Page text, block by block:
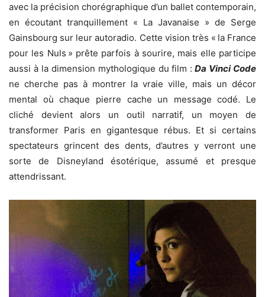
avec la précision chorégraphique d’un ballet contemporain,
en écoutant tranquillement « La Javanaise » de Serge
Gainsbourg sur leur autoradio. Cette vision très « la France
pour les Nuls » prête parfois à sourire, mais elle participe
aussi à la dimension mythologique du film : Da Vinci Code
ne cherche pas à montrer la vraie ville, mais un décor
mental où chaque pierre cache un message codé. Le
cliché devient alors un outil narratif, un moyen de
transformer Paris en gigantesque rébus. Et si certains
spectateurs grincent des dents, d’autres y verront une
sorte de Disneyland ésotérique, assumé et presque
attendrissant.